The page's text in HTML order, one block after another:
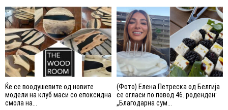
Ќе се воодушевите од новите
модели на клуб маси со епоксидна
смола на...
(Фото) Елена Петреска од Белгија
се огласи по повод 46. роденден:
„Благодарна сум...